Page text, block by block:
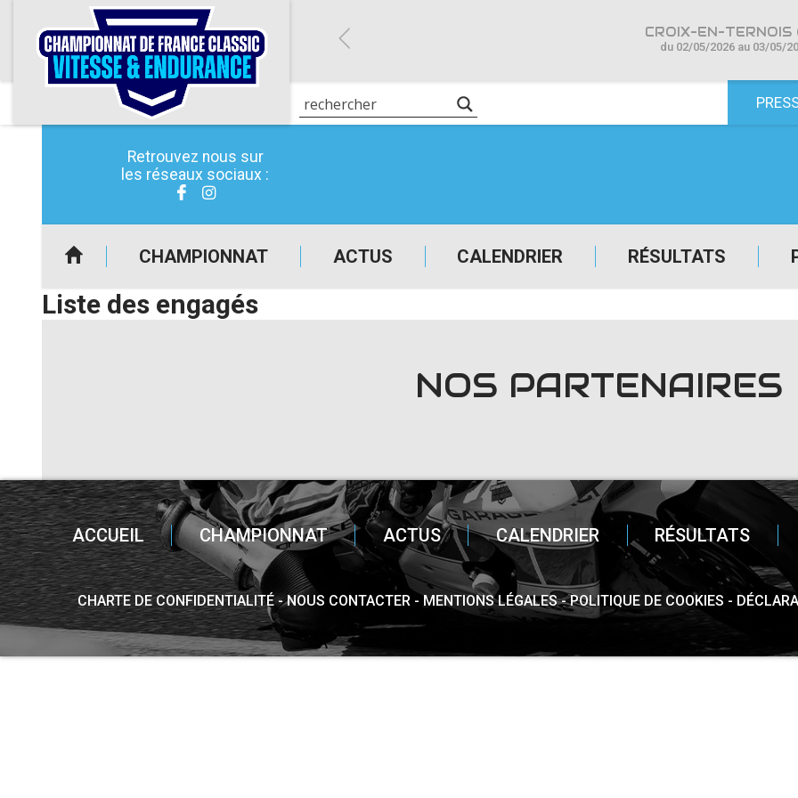
Retrouvez nous sur
les réseaux sociaux :
CHAMPIONNAT ACTUS CALENDRIER RÉSULTATS
CROIX-EN-TERNOIS
du 02/05/2026 au 03/05/
Liste des engagés
NOS PARTENAIRES
ACCUEIL CHAMPIONNAT ACTUS CALENDRIER RÉSULTATS
CHARTE DE CONFIDENTIALITÉ NOUS CONTACTER MENTIONS LÉGALES POLITIQUE DE COOKIES